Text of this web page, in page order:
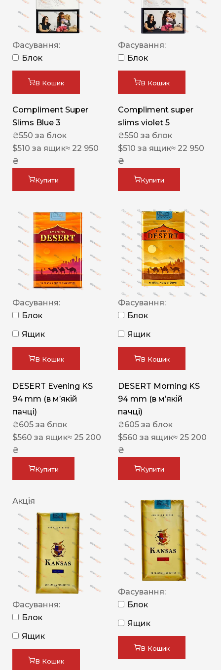
Фасування:
Блок
В Кошик
Compliment Super
Slims Blue 3
₴550 за блок
$510 за ящик≈ 22 950
₴
Купити
Фасування:
Блок
В Кошик
Compliment super
slims violet 5
₴550 за блок
$510 за ящик≈ 22 950
₴
Купити
Фасування:
Блок
Ящик
В Кошик
DESERT Evening KS
94 mm (в мʼякій
пачці)
₴605 за блок
$560 за ящик≈ 25 200
₴
Купити
Фасування:
Блок
Ящик
В Кошик
DESERT Morning KS
94 mm (в мʼякій
пачці)
₴605 за блок
$560 за ящик≈ 25 200
₴
Купити
Акція
Фасування:
Блок
Ящик
В Кошик
Фасування:
Блок
Ящик
В Кошик